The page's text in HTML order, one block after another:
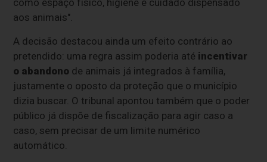
aos animais".
A decisão destacou ainda um efeito contrário ao
pretendido: uma regra assim poderia até incentivar
o abandono de animais já integrados à família,
justamente o oposto da proteção que o município
dizia buscar. O tribunal apontou também que o poder
público já dispõe de fiscalização para agir caso a
caso, sem precisar de um limite numérico
automático.